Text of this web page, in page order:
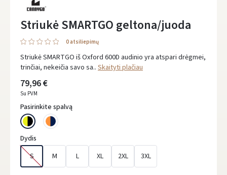
Striukė SMARTGO geltona/juoda
0 atsiliepimų
Striukė SMARTGO iš Oxford 600D audinio yra atspari drėgmei,
trinčiai, nekeičia savo sa.. Skaityti plačiau
79,96 €
Su PVM
Pasirinkite spalvą
Dydis
S
M L XL 2XL 3XL